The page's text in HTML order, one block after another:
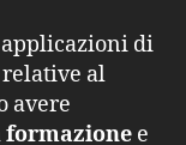
applicazioni di
relative al
avere
formazione e